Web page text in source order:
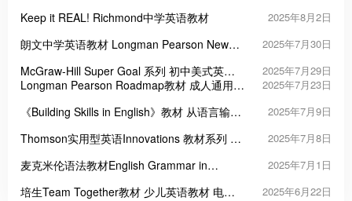
Keep it REAL! Richmond中学英语教材 2025年8月2日
朗文中学英语教材 Longman Pearson New
2025年7月30日
McGraw-Hill Super Goal 系列 初中美式英语
课程教材
2025年7月29日
Longman Pearson Roadmap教材 成人通用英
2025年7月23日
《Building Skills in English》教材 从语言输入
2025年7月9日
Thomson实用型英语Innovations 教材系列 电
2025年7月8日
麦克米伦语法教材English Grammar in
2025年7月1日
培生Team Together教材 少儿英语教材 电子
2025年6月22日